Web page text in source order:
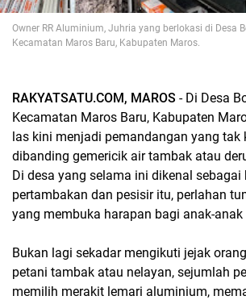
Owner RR Aluminium, Juhria yang berlokasi di Desa
Kecamatan Maros Baru, Kabupaten Maros.
RAKYATSATU.COM, MAROS - Di Desa
Kecamatan Maros Baru, Kabupaten
las kini menjadi pemandangan yang tak
dibanding gemericik air tambak atau
Di desa yang selama ini dikenal sebagai
pertambakan dan pesisir itu, perlahan
yang membuka harapan bagi anak-anak
Bukan lagi sekadar mengikuti jejak
petani tambak atau nelayan, sejumlah
memilih merakit lemari aluminium,